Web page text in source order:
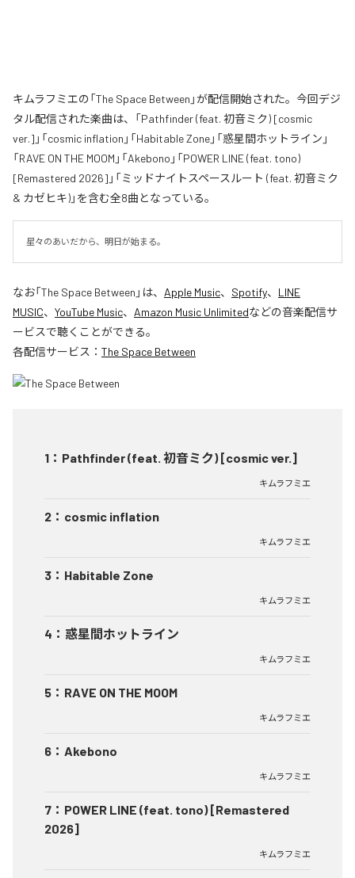
キムラフミエの「The Space Between」が配信開始された。今回デジ
タル配信された楽曲は、「Pathfinder (feat. 初音ミク) [cosmic
ver.]」「cosmic inflation」「Habitable Zone」「惑星間ホットライン」
「RAVE ON THE MOOM」「Akebono」「POWER LINE (feat. tono)
[Remastered 2026]」「ミッドナイトスペースルート (feat. 初音ミク
& カゼヒキ)」を含む全8曲となっている。
星々のあいだから、明日が始まる。
なお「The Space Between 」は、 Apple Music、 Spotify、 LINE
MUSIC、 YouTube Music、 Amazon Music Unlimitedなどの音楽配信サ
ービスで聴くことができる。
各配信サービス： The Space Between
1 ： Pathfinder (feat. 初音ミク) [cosmic ver.]
キムラフミエ
2 ： cosmic inflation
キムラフミエ
3 ： Habitable Zone
キムラフミエ
4 ： 惑星間ホットライン
キムラフミエ
5 ： RAVE ON THE MOOM
キムラフミエ
6 ： Akebono
キムラフミエ
7 ： POWER LINE (feat. tono) [Remastered
2026]
キムラフミエ